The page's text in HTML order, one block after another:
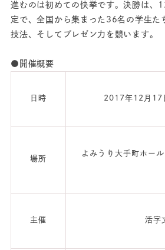
進むのは初めての快挙です。決勝は、
定で、全国から集まった36名の学生た
技法、そしてプレゼン力を競います。
●開催概要
日時 2017年12月17
場所
よみうり大手町ホー
主催 活字